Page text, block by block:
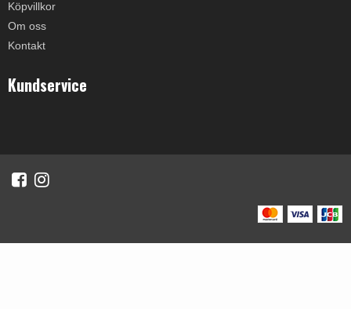
Köpvillkor
Om oss
Kontakt
Kundservice